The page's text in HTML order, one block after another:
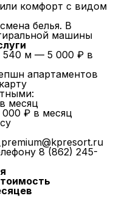
комфорт с видом
белья. В
машины
540 м — 5 000 ₽ в
апартаментов
месяц
000 ₽ в месяц
8 (862) 245-